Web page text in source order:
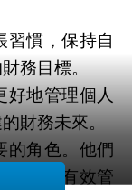
習慣，保持自
務目標。
好地管理個人
財務未來。
的角色。他們
和企業有效管